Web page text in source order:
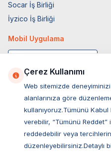
Socar İş Birliği
İyzico İş Birliği
Mobil Uygulama
Müşteri Hizmetleri
Çerez Kullanımı
Web sitemizde
alanlarınıza göre
kullanıyoruz.Tümünü
verebilir, “Tümünü
reddedebilir veya
düzenleyebilirsiniz.Detaylı